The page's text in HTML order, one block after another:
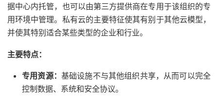
据中心内托管，也可以由第三方提供商在专用于该组织的专
用环境中管理。私有云的主要特征使其有别于其他云模型，
并使其特别适合某些类型的企业和行业。
主要特点：
专用资源： 基础设施不与其他组织共享，从而可以完全
控制数据、系统和安全协议。